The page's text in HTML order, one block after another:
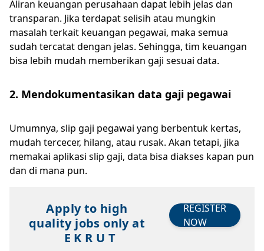
Aliran keuangan perusahaan dapat lebih jelas dan
transparan. Jika terdapat selisih atau mungkin
masalah terkait keuangan pegawai, maka semua
sudah tercatat dengan jelas. Sehingga, tim keuangan
bisa lebih mudah memberikan gaji sesuai data.
2. Mendokumentasikan data gaji pegawai
Umumnya, slip gaji pegawai yang berbentuk kertas,
mudah tercecer, hilang, atau rusak. Akan tetapi, jika
memakai aplikasi slip gaji, data bisa diakses kapan pun
dan di mana pun.
Apply to high
quality jobs only at
E K R U T
REGISTER
NOW